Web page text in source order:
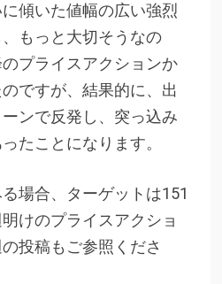
傾いた値幅の広い強烈
もっと大切そうなの
プライスアクションか
ですが、結果的に、出
ンで反発し、突っ込み
たことになります。
場合、ターゲットは151
けのプライスアクショ
投稿もご参照くださ